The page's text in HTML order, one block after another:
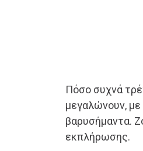
Πόσο συχνά
μεγαλώνουν,
βαρυσήμαντα.
εκπλήρωσης.